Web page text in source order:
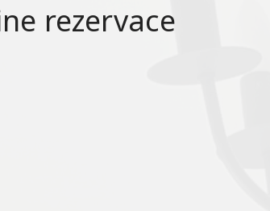
rezervace